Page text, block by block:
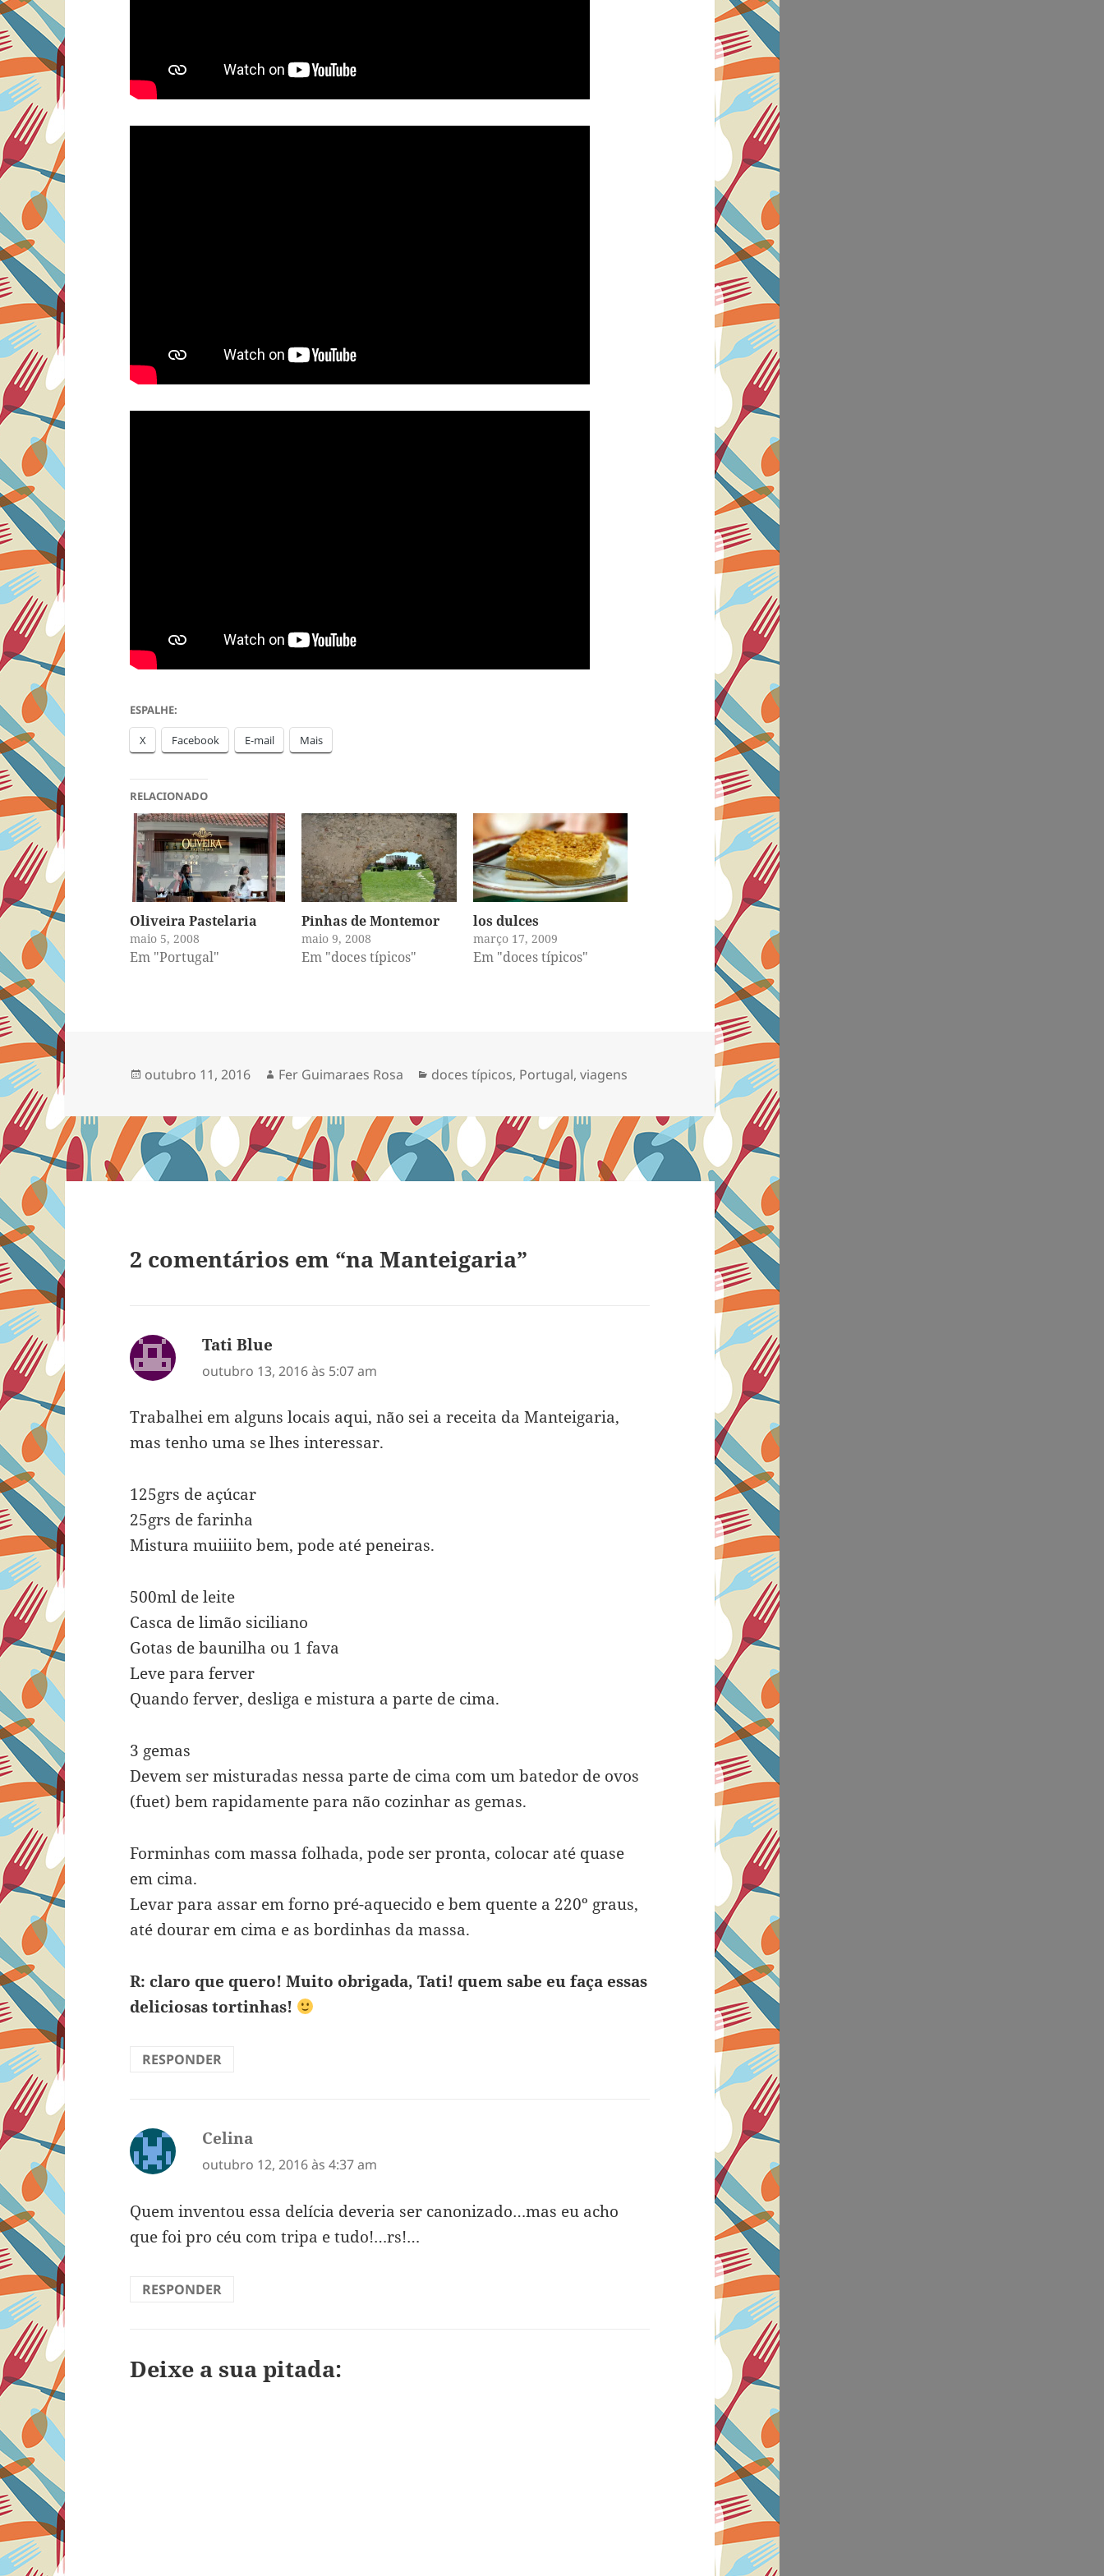
ESPALHE:
X Facebook E-mail Mais
RELACIONADO
Oliveira Pastelaria
maio 5, 2008
Em "Portugal"
Pinhas de Montemor
maio 9, 2008
Em "doces típicos"
los dulces
março 17, 2009
Em "doces típicos"
Publicado
outubro 11, 2016 Autor
Fer Guimaraes Rosa Categorias
doces típicos, Portugal,viagens
2 comentários em “na Manteigaria”
Tati Blue
outubro 13, 2016 às 5:07 am
Trabalhei em alguns locais aqui, não sei a receita da Manteigaria,
mas tenho uma se lhes interessar.
125grs de açúcar
25grs de farinha
Mistura muiiiito bem, pode até peneiras.
500ml de leite
Casca de limão siciliano
Gotas de baunilha ou 1 fava
Leve para ferver
Quando ferver, desliga e mistura a parte de cima.
3 gemas
Devem ser misturadas nessa parte de cima com um batedor de ovos
(fuet) bem rapidamente para não cozinhar as gemas.
Forminhas com massa folhada, pode ser pronta, colocar até quase
em cima.
Levar para assar em forno pré-aquecido e bem quente a 220º graus,
até dourar em cima e as bordinhas da massa.
R: claro que quero! Muito obrigada, Tati! quem sabe eu faça essas
deliciosas tortinhas!
RESPONDER
Celina
outubro 12, 2016 às 4:37 am
Quem inventou essa delícia deveria ser canonizado…mas eu acho
que foi pro céu com tripa e tudo!…rs!…
RESPONDER
Deixe a sua pitada: